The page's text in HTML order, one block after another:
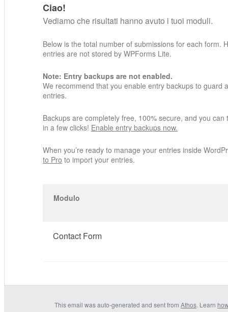
Ciao!
Vediamo che risultati hanno avuto i tuoi moduli.
Below is the total number of submissions for each form.
entries are not stored by WPForms Lite.
Note: Entry backups are not enabled.
We recommend that you enable entry backups to guard
entries.
Backups are completely free, 100% secure, and you can
in a few clicks! Enable entry backups now.
When you’re ready to manage your entries inside
to Pro to import your entries.
Modulo
Contact Form
This email was auto-generated and sent from Athos. Learn